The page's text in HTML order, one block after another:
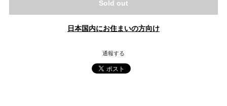
Sold out
日本国内にお住まいの方向け
通報する